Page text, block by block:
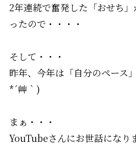
2年連続で奮発した「おせち
ったので・・・・
そして・・・
昨年、今年は「自分のペース
*´艸｀)
まぁ・・・
YouTubeさんにお世話になり